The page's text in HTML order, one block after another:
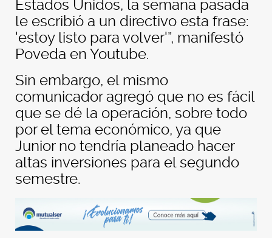
Estados Unidos, la semana pasada
le escribió a un directivo esta frase:
'estoy listo para volver'”, manifestó
Poveda en Youtube.
Sin embargo, el mismo
comunicador agregó que no es fácil
que se dé la operación, sobre todo
por el tema económico, ya que
Junior no tendría planeado hacer
altas inversiones para el segundo
semestre.